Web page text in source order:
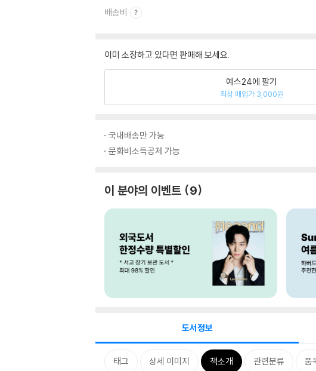
배송비
이미 소장하고 있다면 판매해 보세요.
예스24에 팔기
최상 매입가 3,000원
국내배송만 가능
문화비소득공제 가능
이 분야의 이벤트 9
도서정보
태그 상세 이미지 책소개 관련분류 품